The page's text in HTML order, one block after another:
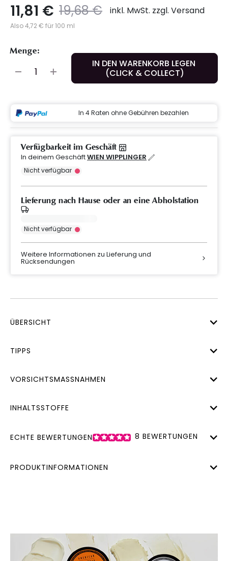
Preis
19,68 €to
11,81 € inkl. MwSt. zzgl. Versand
Also 4,72 € für 100 ml
Menge:
IN DEN WARENKORB LEGEN
(CLICK & COLLECT)
In 4 Raten ohne Gebühren bezahlen
Verfügbarkeit im Geschäft
In deinem GeschäftWIEN WIPPLINGER
Nicht verfügbar
Lieferung nach Hause oder an eine Abholstation
Nicht verfügbar
Weitere Informationen zu Lieferung und
Rücksendungen
ÜBERSICHT
TIPPS
VORSICHTSMASSNAHMEN
INHALTSSTOFFE
ECHTE BEWERTUNGEN 8 BEWERTUNGEN
PRODUKTINFORMATIONEN